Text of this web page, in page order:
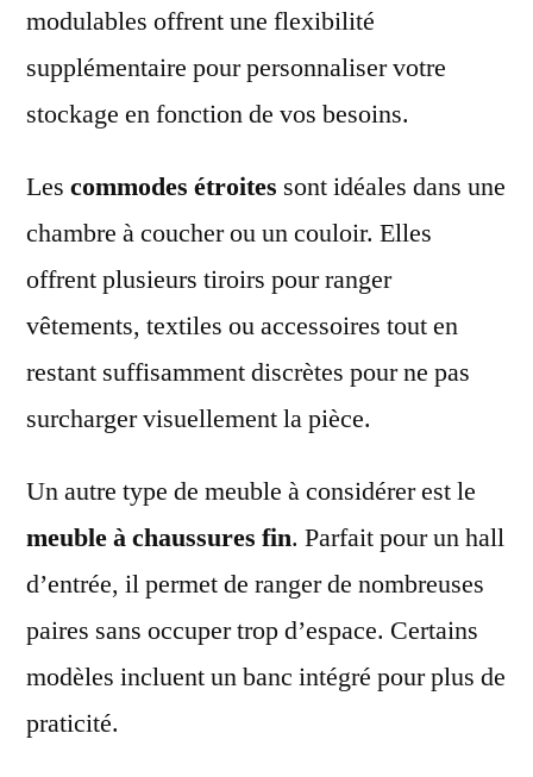
modulables offrent une flexibilité
supplémentaire pour personnaliser votre
stockage en fonction de vos besoins.
Les commodes étroites sont idéales dans une
chambre à coucher ou un couloir. Elles
offrent plusieurs tiroirs pour ranger
vêtements, textiles ou accessoires tout en
restant suffisamment discrètes pour ne pas
surcharger visuellement la pièce.
Un autre type de meuble à considérer est le
meuble à chaussures fin. Parfait pour un hall
d’entrée, il permet de ranger de nombreuses
paires sans occuper trop d’espace. Certains
modèles incluent un banc intégré pour plus de
praticité.